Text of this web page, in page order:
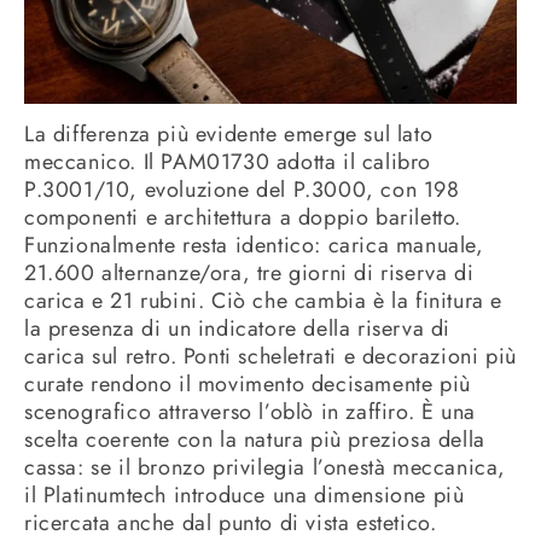
La differenza più evidente emerge sul lato
meccanico. Il PAM01730 adotta il calibro
P.3001/10, evoluzione del P.3000, con 198
componenti e architettura a doppio bariletto.
Funzionalmente resta identico: carica manuale,
21.600 alternanze/ora, tre giorni di riserva di
carica e 21 rubini. Ciò che cambia è la finitura e
la presenza di un indicatore della riserva di
carica sul retro. Ponti scheletrati e decorazioni più
curate rendono il movimento decisamente più
scenografico attraverso l’oblò in zaffiro. È una
scelta coerente con la natura più preziosa della
cassa: se il bronzo privilegia l’onestà meccanica,
il Platinumtech introduce una dimensione più
ricercata anche dal punto di vista estetico.